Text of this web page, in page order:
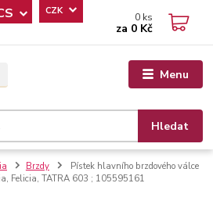
Menu
CZK
Hledat
0 ks
za 0 Kč
Brzdy
Pístek hlavního brzdového válce
Felicia, TATRA 603 ; 105595161